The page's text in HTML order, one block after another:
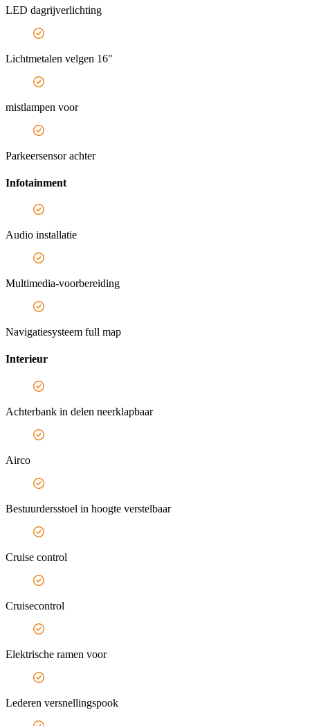
LED dagrijverlichting
Lichtmetalen velgen 16"
mistlampen voor
Parkeersensor achter
Infotainment
Audio installatie
Multimedia-voorbereiding
Navigatiesysteem full map
Interieur
Achterbank in delen neerklapbaar
Airco
Bestuurdersstoel in hoogte verstelbaar
Cruise control
Cruisecontrol
Elektrische ramen voor
Lederen versnellingspook